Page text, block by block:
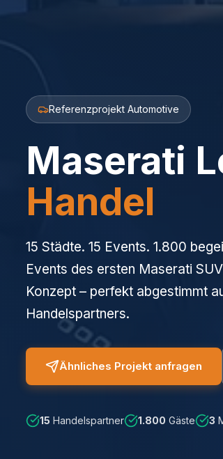
Referenzprojekt Automotive
Maserati
Handel
15 Städte. 15 Events. 1.800
Events des ersten Maserati
Konzept – perfekt abgestimmt
Handelspartners.
Ähnliches Projekt anfragen
15 Handelspartner 1.800 Gäste 3